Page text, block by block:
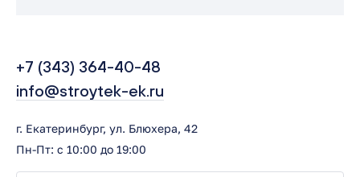
+7 (343) 364-40-48
info@stroytek-ek.ru
г. Екатеринбург, ул. Блюхера, 42
Пн-Пт: с 10:00 до 19:00